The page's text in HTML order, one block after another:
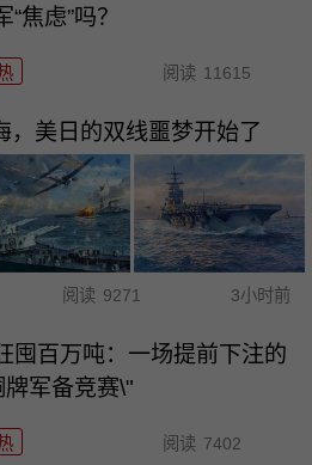
“焦虑”吗？
阅读 11615
，美日的双线噩梦开始了
阅读 9271 3小时前
囤百万吨：一场提前下注的
牌军备竞赛\"
阅读 7402